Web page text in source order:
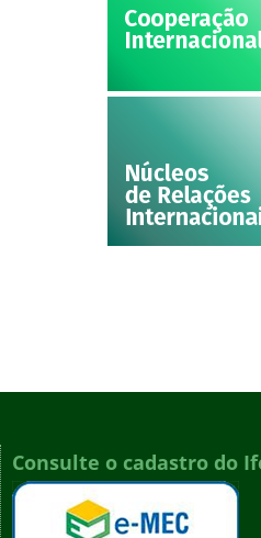
Consulte o cadastro do